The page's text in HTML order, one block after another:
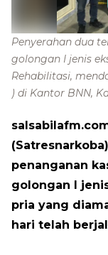
Penyerahan dua
golongan I jenis
Rehabilitasi,
) di Kantor BNN,
penanganan
golongan I
pria yang
hari telah